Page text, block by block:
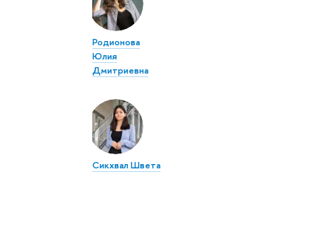
Родионова
Юлия
Дмитриевна
Сикхвал Швета